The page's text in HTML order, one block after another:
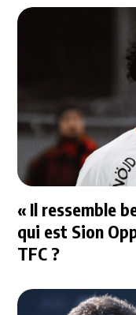
« Il ressemble
qui est Sion
TFC ?